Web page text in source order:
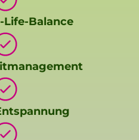
Balance